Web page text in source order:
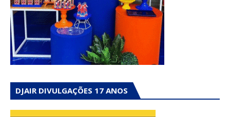
DJAIR DIVULGAÇÕES 17 ANOS